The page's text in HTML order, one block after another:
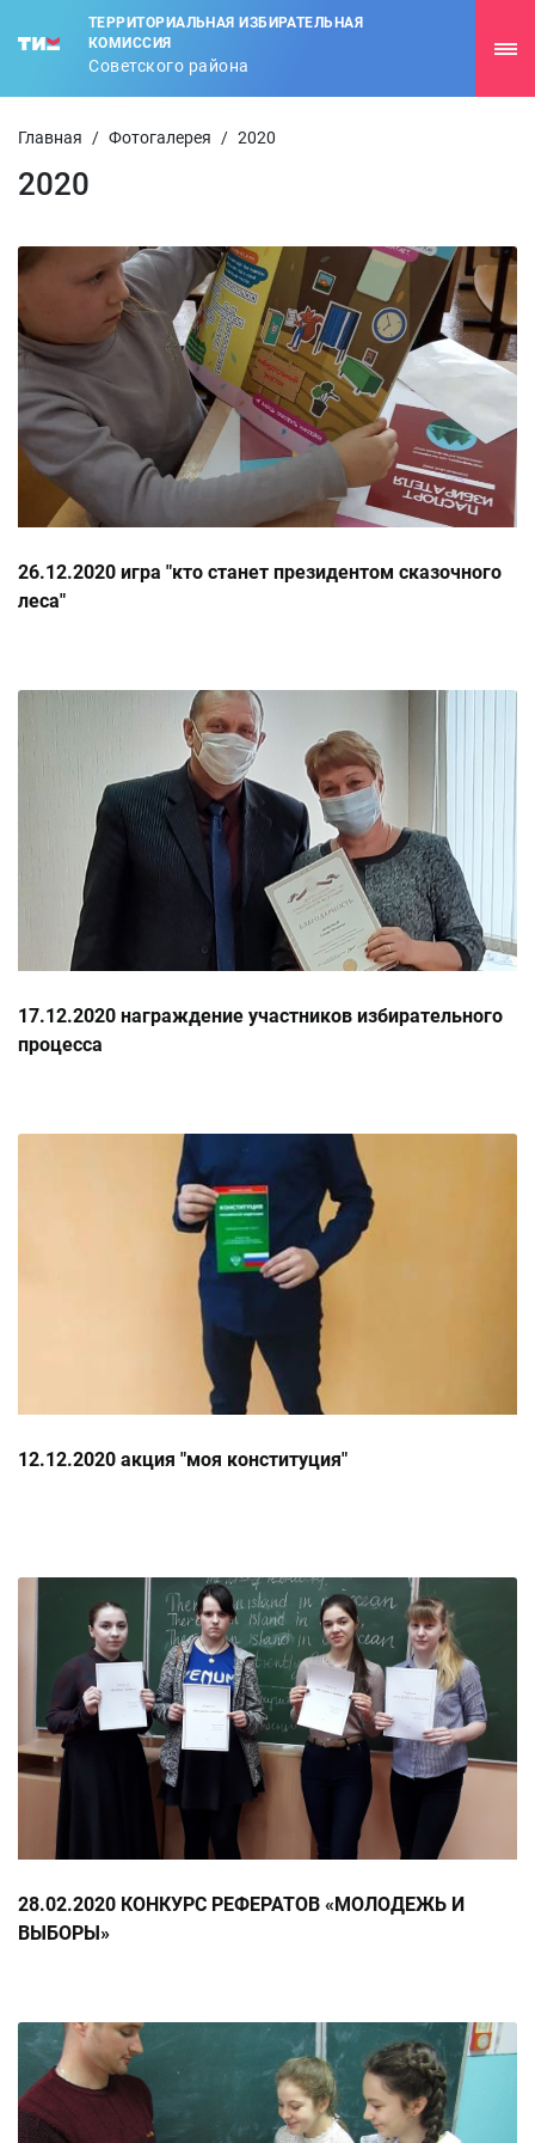
ТЕРРИТОРИАЛЬНАЯ ИЗБИРАТЕЛЬНАЯ
КОМИССИЯ
Советского района
Главная / Фотогалерея / 2020
2020
26.12.2020 игра "кто станет президентом сказочного
леса"
17.12.2020 награждение участников избирательного
процесса
12.12.2020 акция "моя конституция"
28.02.2020 КОНКУРС РЕФЕРАТОВ «МОЛОДЕЖЬ И
ВЫБОРЫ»